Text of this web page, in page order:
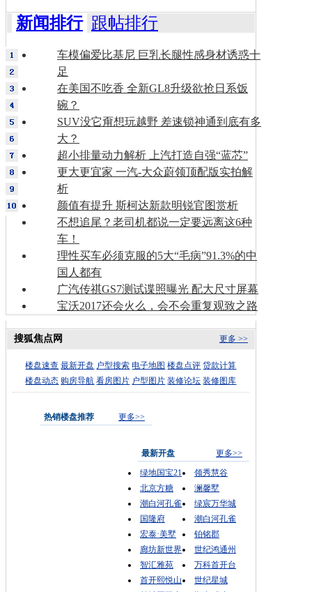
新闻排行 跟帖排行
车模偏爱比基尼 巨乳长腿性感身材诱惑十
足
在美国不吃香 全新GL8升级欲抢日系饭
碗？
SUV没它甭想玩越野 差速锁神通到底有多
大？
超小排量动力解析 上汽打造自强“蓝芯”
更大更宜家 一汽-大众蔚领顶配版实拍解
析
颜值有提升 斯柯达新款明锐官图赏析
不想追尾？老司机都说一定要远离这6种
车！
理性买车必须克服的5大“毛病”91.3%的中
国人都有
广汽传祺GS7测试谍照曝光 配大尺寸屏幕
宝沃2017还会火么，会不会重复观致之路
更多 >>
搜狐焦点网
楼盘速查 最新开盘 户型搜索 电子地图 楼盘点评 贷款计算
楼盘动态 购房导航 看房图片 户型图片 装修论坛 装修图库
热销楼盘推荐 更多>>
最新开盘
更多>>
绿地国宝21
领秀慧谷
北京方糖
澜馨墅
潮白河孔雀
绿宸万华城
国隆府
潮白河孔雀
宏泰·美墅
铂铭郡
廊坊新世界
世纪鸿通州
智汇雅苑
万科首开台
首开熙悦山
世纪星城